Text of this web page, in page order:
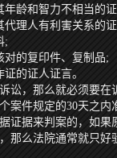
年龄和智力不相当的
代理人有利害关系的
;
对的复印件、复制品;
的证人证言。
讼，那么就必须要在
案件规定的30天之内
证据来判案的，如果
那么法院通常就只好